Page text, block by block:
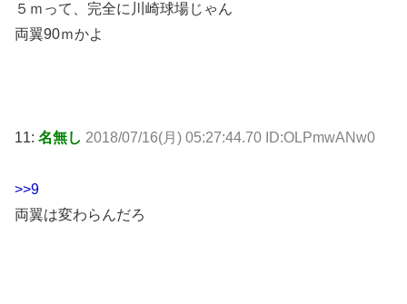
５ｍって、完全に川崎球場じゃん
両翼90ｍかよ
11: 名無し 2018/07/16(月) 05:27:44.70 ID:OLPmwANw0
>>9
両翼は変わらんだろ